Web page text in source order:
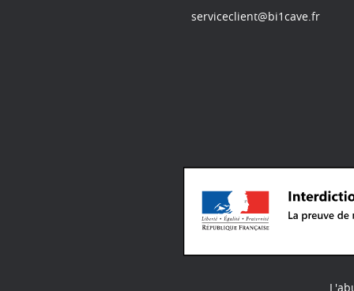
serviceclient@bi1cave.fr